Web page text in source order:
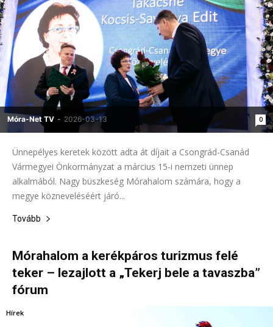
Móra-Net TV - 2026-03-13 0
Ünnepélyes keretek között adta át díjait a Csongrád-Csanád
Vármegyei Önkormányzat a március 15-i nemzeti ünnep
alkalmából. Nagy büszkeség Mórahalom számára, hogy a
megye közneveléséért járó...
Tovább
Mórahalom a kerékpáros turizmus felé
teker – lezajlott a „Tekerj bele a tavaszba”
fórum
Hírek